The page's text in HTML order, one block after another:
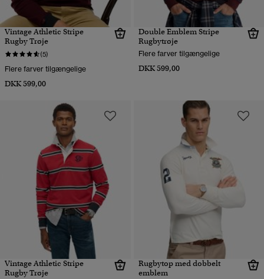
Vintage Athletic Stripe
Rugby Trøje
(5)
Flere farver tilgængelige
DKK 599,00
Double Emblem Stripe
Rugbytrøje
Flere farver tilgængelige
DKK 599,00
Vintage Athletic Stripe
Rugby Trøje
Rugbytop med dobbelt
emblem